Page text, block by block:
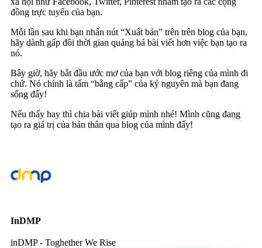
đồng trực tuyến của bạn.
Mỗi lần sau khi bạn nhấn nút “Xuất bản” trên trên blog của bạn,
hãy dành gấp đôi thời gian quảng bá bài viết hơn việc bạn tạo ra
nó.
Bây giờ, hãy bắt đầu ước mơ của bạn với blog riêng của mình đi
chứ. Nó chính là tấm “bằng cấp” của kỷ nguyên mà bạn đang
sống đấy!
Nếu thấy hay thì chia bài viết giúp mình nhé! Mình cũng đang
tạo ra giá trị của bản thân qua blog của mình đấy!
InDMP
inDMP - Toghether We Rise